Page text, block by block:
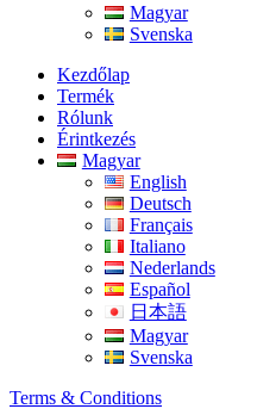
Magyar
Svenska
Kezdőlap
Termék
Rólunk
Érintkezés
Magyar
English
Deutsch
Français
Italiano
Nederlands
Español
日本語
Magyar
Svenska
Terms & Conditions